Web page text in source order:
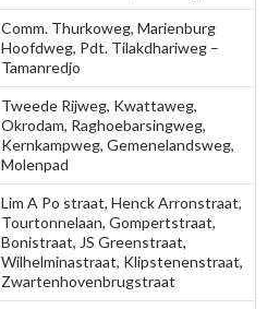
Comm. Thurkoweg, Marienburg
Hoofdweg, Pdt. Tilakdhariweg –
Tamanredjo
Tweede Rijweg, Kwattaweg,
Okrodam, Raghoebarsingweg,
Kernkampweg, Gemenelandsweg,
Molenpad
Lim A Po straat, Henck Arronstraat,
Tourtonnelaan, Gompertstraat,
Bonistraat, JS Greenstraat,
Wilhelminastraat, Klipstenenstraat,
Zwartenhovenbrugstraat